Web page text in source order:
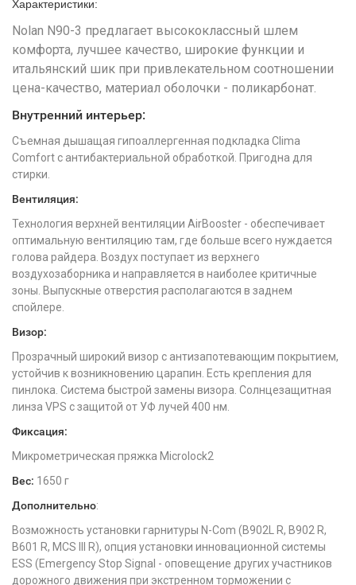
Характеристики:
Nolan N90-3 предлагает высококлассный шлем
комфорта, лучшее качество, широкие функции и
итальянский шик при привлекательном соотношении
цена-качество, материал оболочки - поликарбонат.
Внутренний интерьер:
Съемная дышащая гипоаллергенная подкладка Clima
Comfort с антибактериальной обработкой. Пригодна для
стирки.
Вентиляция:
Технология верхней вентиляции AirBooster - обеспечивает
оптимальную вентиляцию там, где больше всего нуждается
голова райдера. Воздух поступает из верхнего
воздухозаборника и направляется в наиболее критичные
зоны. Выпускные отверстия располагаются в заднем
спойлере.
Визор:
Прозрачный широкий визор с антизапотевающим покрытием,
устойчив к возникновению царапин. Есть крепления для
пинлока. Система быстрой замены визора. Солнцезащитная
линза VPS с защитой от УФ лучей 400 нм.
Фиксация:
Микрометрическая пряжка Microlock2
Вес: 1650 г
Дополнительно:
Возможность установки гарнитуры N-Com (B902L R, B902 R,
B601 R, MCS III R), опция установки инновационной системы
ESS (Emergency Stop Signal - оповещение других участников
дорожного движения при экстренном торможении с